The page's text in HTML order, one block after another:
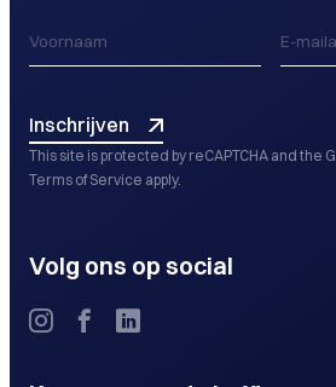
Inschrijven
This site is protected by reCAPTCHA and the
Terms of Service apply.
Volg ons op social